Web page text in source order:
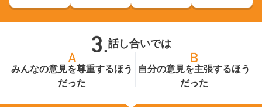
話し合いでは
みんなの意見を尊重するほう
だった
自分の意見を主張するほう
だった